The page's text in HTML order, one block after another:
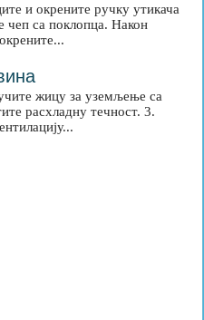
и окрените ручку утикача
чеп са поклопца. Након
жицу за уземљење са
расхладну течност. 3.